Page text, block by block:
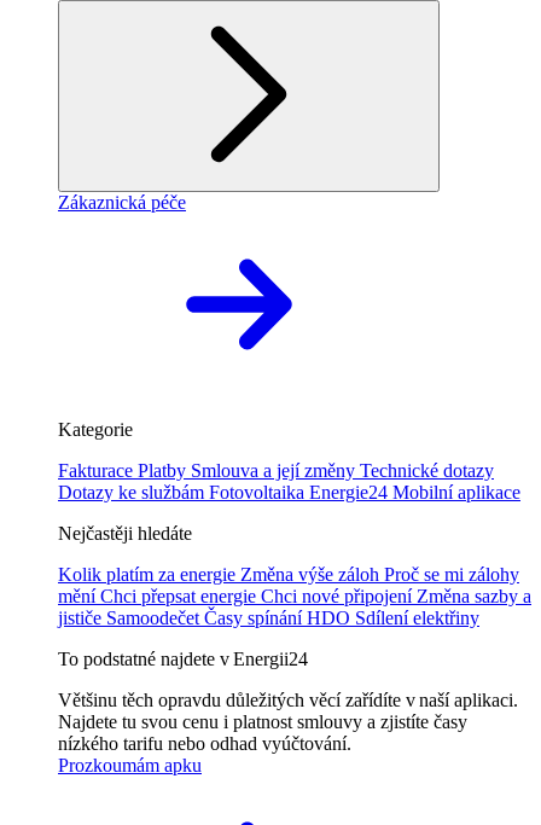
Zákaznická péče
Kategorie
Fakturace Platby Smlouva a její změny Technické dotazy
Dotazy ke službám Fotovoltaika Energie24 Mobilní aplikace
Nejčastěji hledáte
Kolik platím za energie Změna výše záloh Proč se mi zálohy
měníChci přepsat energie Chci nové připojení Změna sazby a
jističe Samoodečet Časy spínání HDO Sdílení elektřiny
To podstatné najdete v Energii24
Většinu těch opravdu důležitých věcí zařídíte v naší aplikaci.
Najdete tu svou cenu i platnost smlouvy a zjistíte časy
nízkého tarifu nebo odhad vyúčtování.
Prozkoumám apku